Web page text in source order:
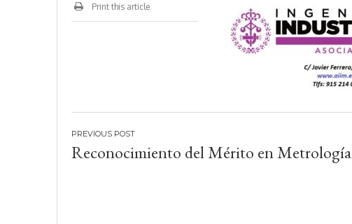
Print this article
Navegación
de
Reconocimiento del Mérito en Metrología